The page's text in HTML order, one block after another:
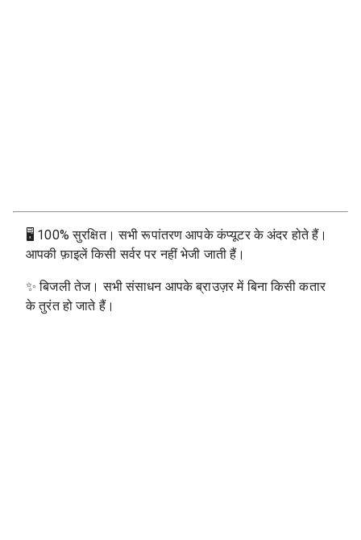
🖥 100% सुरक्षित। सभी रूपांतरण आपके कंप्यूटर के अंदर होते हैं।
आपकी फ़ाइलें किसी सर्वर पर नहीं भेजी जाती हैं।
✨बिजली तेज। सभी संसाधन आपके ब्राउज़र में बिना किसी कतार
के तुरंत हो जाते हैं।